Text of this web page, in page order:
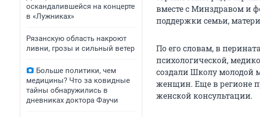
оскандалившейся на концерте
в «Лужниках»
Рязанскую область накроют
ливни, грозы и сильный ветер
Больше политики, чем
медицины? Что за ковидные
тайны обнаружились в
дневниках доктора Фаучи
вместе с Минздравом и
поддержки семьи,
По его словам, в
психологической,
создали Школу молодой
женщин. Еще в регионе
женской консультации.